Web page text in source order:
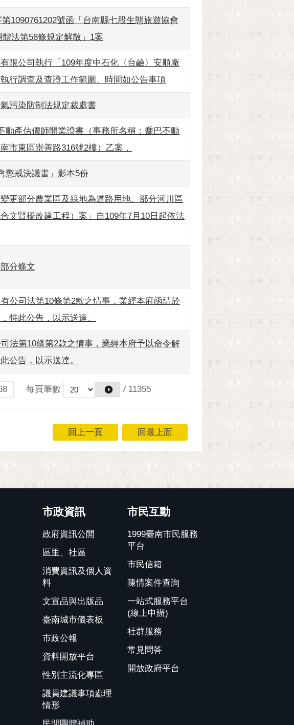
1090761202號函「台南縣七股生態旅遊協會
法第58條規定解散」1案
限公司執行「109年度中石化〈台鹼〉安順廠
行調查及查證工作範圍、時間如公告事項
污染防制法規定裁處書
動產估價師開業證書（事務所名稱：喬巴不動
市東區崇善路316號2樓）乙案，
懲戒決議書」影本5份
更部分農業區及綠地為道路用地、部分河川區
文賢橋改建工程）案」自109年7月10日起依法
分條文
公司法第10條第2款之情事，業經本府函請於
特此公告，以示送達。
法第10條第2款之情事，業經本府予以命令解
公告，以示送達。
每頁筆數 / 11355
回上一頁 回最上面
市政資訊
政府資訊公開
區里、社區
消費資訊及個人資
料
文宣品與出版品
臺南城市儀表板
市政公報
資料開放平台
性別主流化專區
議員建議事項處理
情形
市民互動
1999臺南市民服務
平台
市民信箱
陳情案件查詢
一站式服務平台
(線上申辦)
社群服務
常見問答
開放政府平台